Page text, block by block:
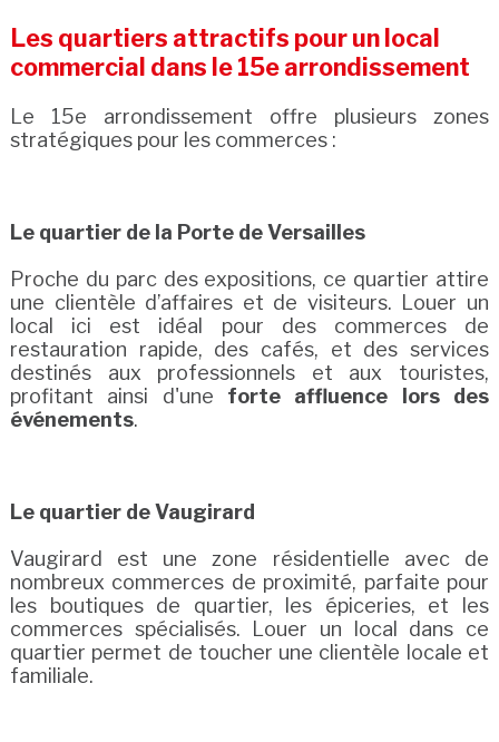
Les quartiers attractifs pour un local
commercial dans le 15e arrondissement
Le 15e arrondissement offre plusieurs zones
stratégiques pour les commerces :
Le quartier de la Porte de Versailles
Proche du parc des expositions, ce quartier attire
une clientèle d’affaires et de visiteurs. Louer un
local ici est idéal pour des commerces de
restauration rapide, des cafés, et des services
destinés aux professionnels et aux touristes,
profitant ainsi d'une forte affluence lors des
événements.
Le quartier de Vaugirard
Vaugirard est une zone résidentielle avec de
nombreux commerces de proximité, parfaite pour
les boutiques de quartier, les épiceries, et les
commerces spécialisés. Louer un local dans ce
quartier permet de toucher une clientèle locale et
familiale.